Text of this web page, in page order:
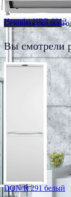
Сезонная скидка
Hyundai HBR 0812
Вы смотрели
DON R 291 белый